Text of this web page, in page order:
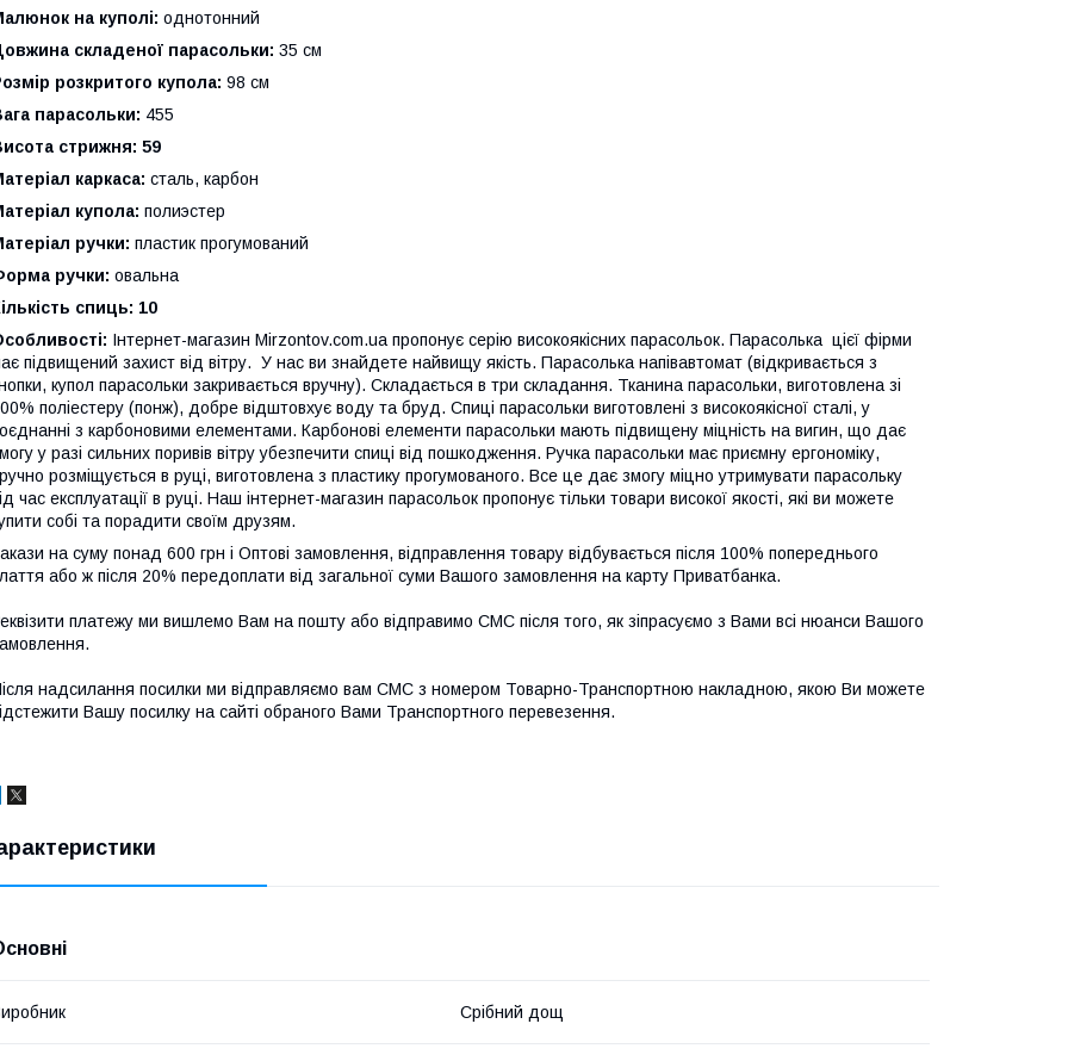
на куполі: однотонний
складеної парасольки: 35 см
розкритого купола: 98 см
парасольки: 455
стрижня: 59
каркаса: сталь, карбон
купола: полиэстер
ручки: пластик прогумований
ручки: овальна
спиць: 10
Інтернет-магазин Mirzontov.com.ua пропонує серію високоякісних парасольок. Парасолька цієї фірми
підвищений захист від вітру. У нас ви знайдете найвищу якість. Парасолька напівавтомат (відкривається з
купол парасольки закривається вручну). Складається в три складання. Тканина парасольки, виготовлена зі
поліестеру (понж), добре відштовхує воду та бруд. Спиці парасольки виготовлені з високоякісної сталі, у
з карбоновими елементами. Карбонові елементи парасольки мають підвищену міцність на вигин, що дає
у разі сильних поривів вітру убезпечити спиці від пошкодження. Ручка парасольки має приємну ергономіку,
розміщується в руці, виготовлена з пластику прогумованого. Все це дає змогу міцно утримувати парасольку
час експлуатації в руці. Наш інтернет-магазин парасольок пропонує тільки товари високої якості, які ви можете
собі та порадити своїм друзям.
на суму понад 600 грн і Оптові замовлення, відправлення товару відбувається після 100% попереднього
або ж після 20% передоплати від загальної суми Вашого замовлення на карту Приватбанка.
платежу ми вишлемо Вам на пошту або відправимо СМС після того, як зіпрасуємо з Вами всі нюанси Вашого
надсилання посилки ми відправляємо вам СМС з номером Товарно-Транспортною накладною, якою Ви можете
Вашу посилку на сайті обраного Вами Транспортного перевезення.
Срібний дощ